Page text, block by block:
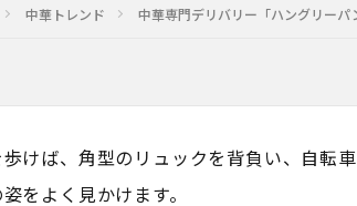
中華トレンド 中華専門デリバリー「ハングリー
歩けば、角型のリュックを背負い、自転
姿をよく見かけます。